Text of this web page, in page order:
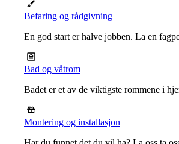
Befaring og rådgivning
En god start er halve jobben. La en
Bad og våtrom
Badet er et av de viktigste rommene i
Montering og installasjon